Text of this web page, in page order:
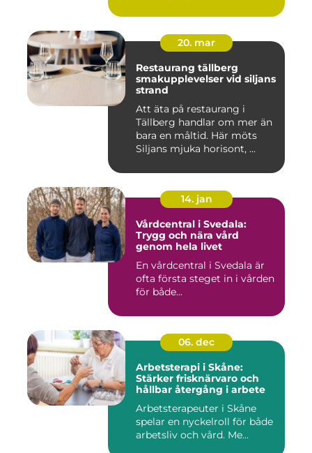
20. mar
Restaurang tällberg
smakupplevelser vid siljans
strand
Att äta på restaurang i
Tällberg handlar om mer än
bara en måltid. Här möts
Siljans mjuka horisont, ...
14. jan
Vårdcentral i Svedala:
Trygg och nära vård
genom hela livet
En vårdcentral i Svedala är
ofta första steget in i vården
för både...
06. dec
Arbetsterapi i Skåne:
Stärker frisknärvaro och
hållbar återgång i arbete
Arbetsterapeuter i Skåne
spelar en nyckelroll för både
arbetsliv och vård. Me...